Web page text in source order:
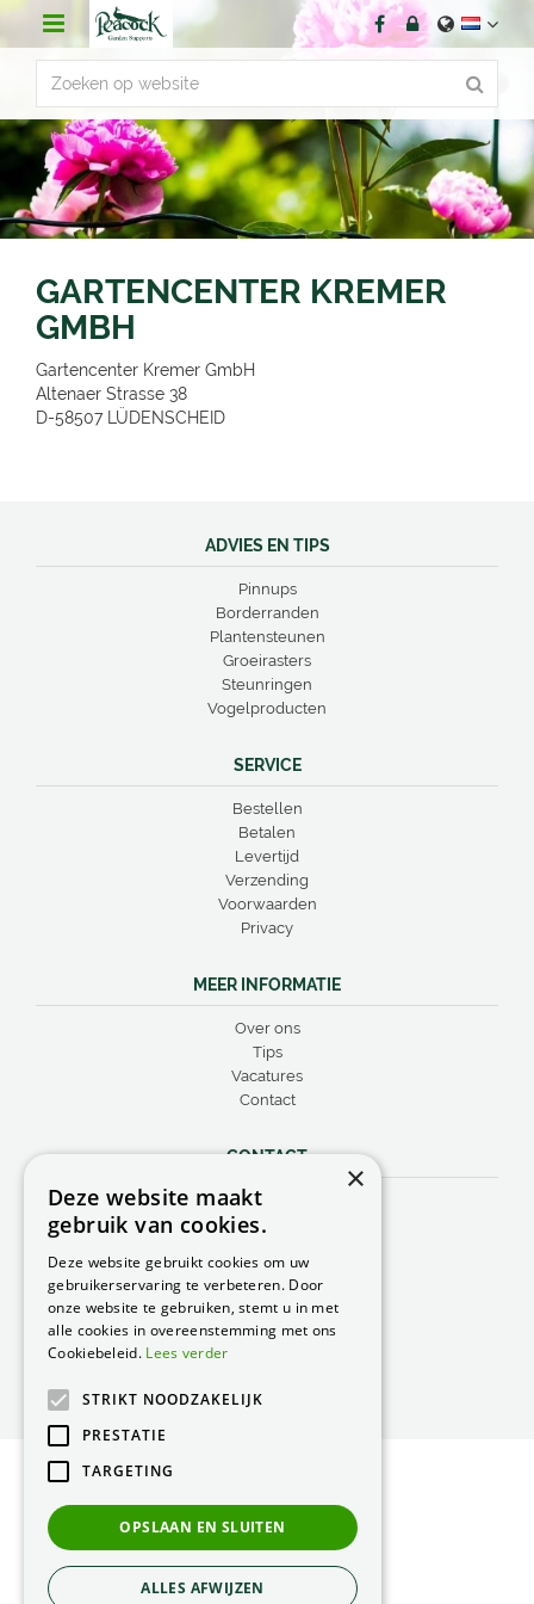
r
n
t
GARTENCENTER KREMER
GMBH
Gartencenter Kremer GmbH
Altenaer Strasse 38
D-58507
LÜDENSCHEID
ADVIES EN TIPS
Pinnups
Borderranden
Plantensteunen
Groeirasters
Steunringen
Vogelproducten
SERVICE
Bestellen
Betalen
Levertijd
Verzending
Voorwaarden
Privacy
MEER INFORMATIE
Over ons
Tips
Vacatures
Contact
CONTACT
Peacock Garden Supports
Industrieweg 22
Nederland
0499 57 40 80
F. 0499 57 40 84
E.peacock@peacock.nl
Privacy Statement
Green Solutions
×
Deze website maakt
gebruik van cookies.
Deze website gebruikt cookies om uw
gebruikerservaring te verbeteren. Door
onze website te gebruiken, stemt u in met
alle cookies in overeenstemming met ons
Cookiebeleid. Lees verder
STRIKT NOODZAKELIJK
PRESTATIE
TARGETING
OPSLAAN EN SLUITEN
ALLES AFWIJZEN